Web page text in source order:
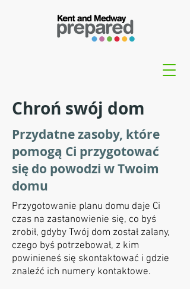
Chroń swój dom
Przydatne zasoby, które
pomogą Ci przygotować
się do powodzi w Twoim
domu
Przygotowanie planu domu daje Ci
czas na zastanowienie się, co byś
zrobił, gdyby Twój dom został zalany,
czego byś potrzebował, z kim
powinieneś się skontaktować i gdzie
znaleźć ich numery kontaktowe.